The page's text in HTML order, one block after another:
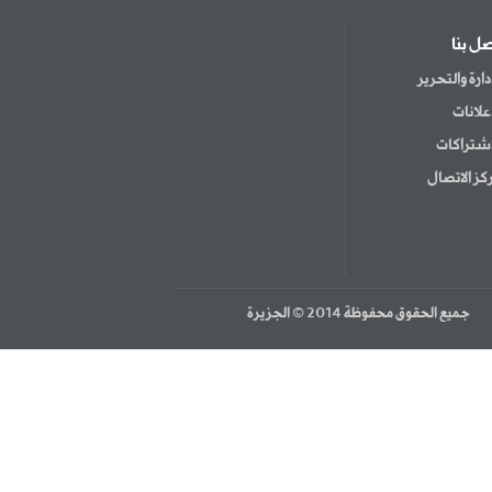
بنا
والتحرير
الاتصال
جميع الحقوق محفوظة 2014 © الجزيرة